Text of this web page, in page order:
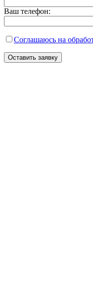
Ваш телефон:
Соглашаюсь на